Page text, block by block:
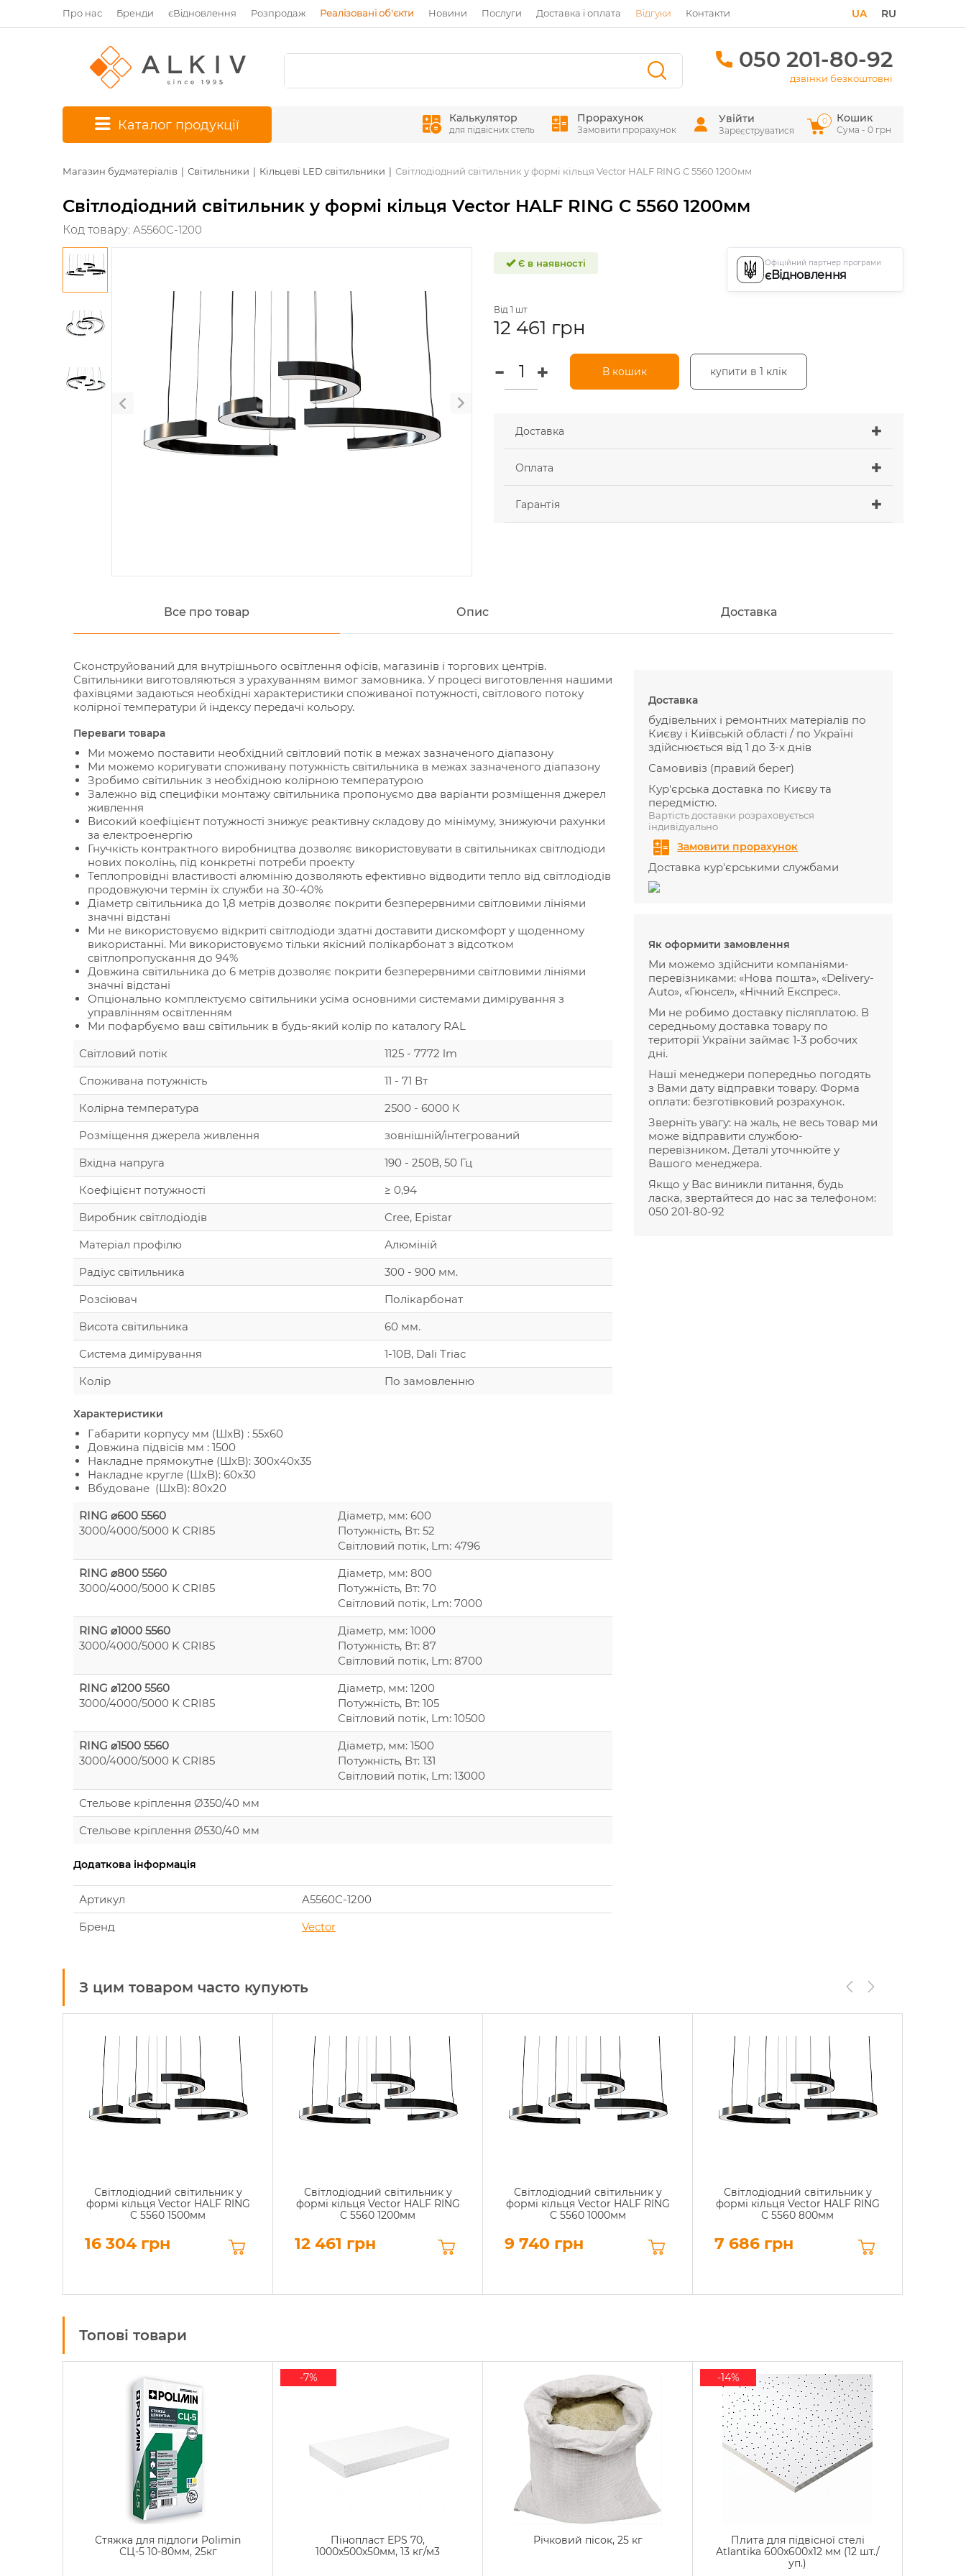
Про нас Бренди єВідновлення Розпродаж Реалізовані об'єкти Новини Послуги Доставка і оплата Відгуки Контакти RU
UA
050 201-80-92
дзвінки безкоштовні
Каталог продукції Калькулятор
для підвісних стель
Прорахунок
Замовити прорахунок
Увійти
Зареєструватися
Кошик
Сума - 0 грн
0
Магазин будматеріалів Світильники Кільцеві LED світильники Світлодіодний світильник у формі кільця Vector HALF RING C 5560 1200мм
Світлодіодний світильник у формі кільця Vector HALF RING C 5560 1200мм
Код товару: A5560C-1200
Є в наявності Офіційний партнер програми
єВідновлення
Від 1 шт
12 461 грн
В кошик купити в 1 клік
Доставка
Оплата
Гарантія
Все про товар Опис Доставка
Сконструйований для внутрішнього освітлення офісів, магазинів і торгових центрів.
Світильники виготовляються з урахуванням вимог замовника. У процесі виготовлення нашими
фахівцями задаються необхідні характеристики споживаної потужності, світлового потоку
колірної температури й індексу передачі кольору.
Переваги товара
Ми можемо поставити необхідний світловий потік в межах зазначеного діапазону
Ми можемо коригувати споживану потужність світильника в межах зазначеного діапазону
Зробимо світильник з необхідною колірною температурою
Залежно від специфіки монтажу світильника пропонуємо два варіанти розміщення джерел
живлення
Високий коефіцієнт потужності знижує реактивну складову до мінімуму, знижуючи рахунки
за електроенергію
Гнучкість контрактного виробництва дозволяє використовувати в світильниках світлодіоди
нових поколінь, під конкретні потреби проекту
Теплопровідні властивості алюмінію дозволяють ефективно відводити тепло від світлодіодів
продовжуючи термін їх служби на 30-40%
Діаметр світильника до 1,8 метрів дозволяє покрити безперервними світловими лініями
значні відстані
Ми не використовуємо відкриті світлодіоди здатні доставити дискомфорт у щоденному
використанні. Ми використовуємо тільки якісний полікарбонат з відсотком
світлопропускання до 94%
Довжина світильника до 6 метрів дозволяє покрити безперервними світловими лініями
значні відстані
Опціонально комплектуємо світильники усіма основними системами димірування з
управлінням освітленням
Ми пофарбуємо ваш світильник в будь-який колір по каталогу RAL
Світловий потік
1125 - 7772 lm
Споживана потужність
11 - 71 Вт
Колірна температура
2500 - 6000 К
Розміщення джерела живлення
зовнішній/інтегрований
Вхідна напруга
190 - 250В, 50 Гц
Коефіцієнт потужності
≥ 0,94
Виробник світлодіодів
Cree, Epistar
Матеріал профілю
Алюміній
Радіус світильника
300 - 900 мм.
Розсіювач
Полікарбонат
Висота світильника
60 мм.
Система димірування
1-10В, Dali Triac
Колір
По замовленню
Характеристики
Габарити корпусу мм (ШхВ) : 55х60
Довжина підвісів мм : 1500
Накладне прямокутне (ШхВ): 300х40х35
Накладне кругле (ШхВ): 60х30
Вбудоване (ШхВ): 80х20
RING ⌀600 5560
3000/4000/5000 K CRI85
Діаметр, мм: 600
Потужність, Вт: 52
Світловий потік, Lm: 4796
RING ⌀800 5560
3000/4000/5000 K CRI85
Діаметр, мм: 800
Потужність, Вт: 70
Світловий потік, Lm: 7000
RING ⌀1000 5560
3000/4000/5000 K CRI85
Діаметр, мм: 1000
Потужність, Вт: 87
Світловий потік, Lm: 8700
RING ⌀1200 5560
3000/4000/5000 K CRI85
Діаметр, мм: 1200
Потужність, Вт: 105
Світловий потік, Lm: 10500
RING ⌀1500 5560
3000/4000/5000 K CRI85
Діаметр, мм: 1500
Потужність, Вт: 131
Світловий потік, Lm: 13000
Стельове кріплення Ø350/40 мм
Стельове кріплення Ø530/40 мм
Додаткова інформація
Артикул
A5560C-1200
Бренд
Vector
Доставка
будівельних і ремонтних матеріалів по
Києву і Київській області / по Україні
здійснюється від 1 до 3-х днів
Самовивіз (правий берег)
Кур'єрська доставка по Києву та
передмістю.
Вартість доставки розраховується
індивідуально
Замовити прорахунок
Доставка кур'єрськими службами
Як оформити замовлення
Ми можемо здійснити компаніями-
перевізниками: «Нова пошта», «Delivery-
Auto», «Гюнсел», «Нічний Експрес».
Ми не робимо доставку післяплатою. В
середньому доставка товару по
території України займає 1-3 робочих
дні.
Наші менеджери попередньо погодять
з Вами дату відправки товару. Форма
оплати: безготівковий розрахунок.
Зверніть увагу: на жаль, не весь товар ми
може відправити службою-
перевізником. Деталі уточнюйте у
Вашого менеджера.
Якщо у Вас виникли питання, будь
ласка, звертайтеся до нас за телефоном:
050 201-80-92
З цим товаром часто купують
Світлодіодний світильник у
формі кільця Vector HALF RING
C 5560 1500мм
16 304 грн
Світлодіодний світильник у
формі кільця Vector HALF RING
C 5560 1200мм
12 461 грн
Світлодіодний світильник у
формі кільця Vector HALF RING
C 5560 1000мм
9 740 грн
Світлодіодний світильник у
формі кільця Vector HALF RING
C 5560 800мм
7 686 грн
Топові товари
Стяжка для підлоги Polimin
СЦ-5 10-80мм, 25кг
Пінопласт EPS 70,
1000х500х50мм, 13 кг/м3
-7%
Річковий пісок, 25 кг
Плита для підвісної стелі
Atlantika 600x600x12 мм (12 шт./
уп.)
-14%